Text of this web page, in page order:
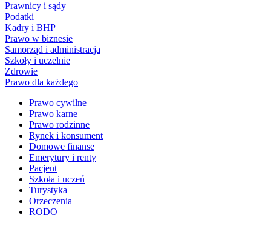
Prawnicy i sądy
Podatki
Kadry i BHP
Prawo w biznesie
Samorząd i administracja
Szkoły i uczelnie
Zdrowie
Prawo dla każdego
Prawo cywilne
Prawo karne
Prawo rodzinne
Rynek i konsument
Domowe finanse
Emerytury i renty
Pacjent
Szkoła i uczeń
Turystyka
Orzeczenia
RODO